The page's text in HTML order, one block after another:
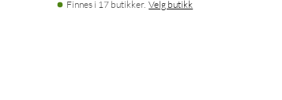
Finnes i 17 butikker. Velg butikk